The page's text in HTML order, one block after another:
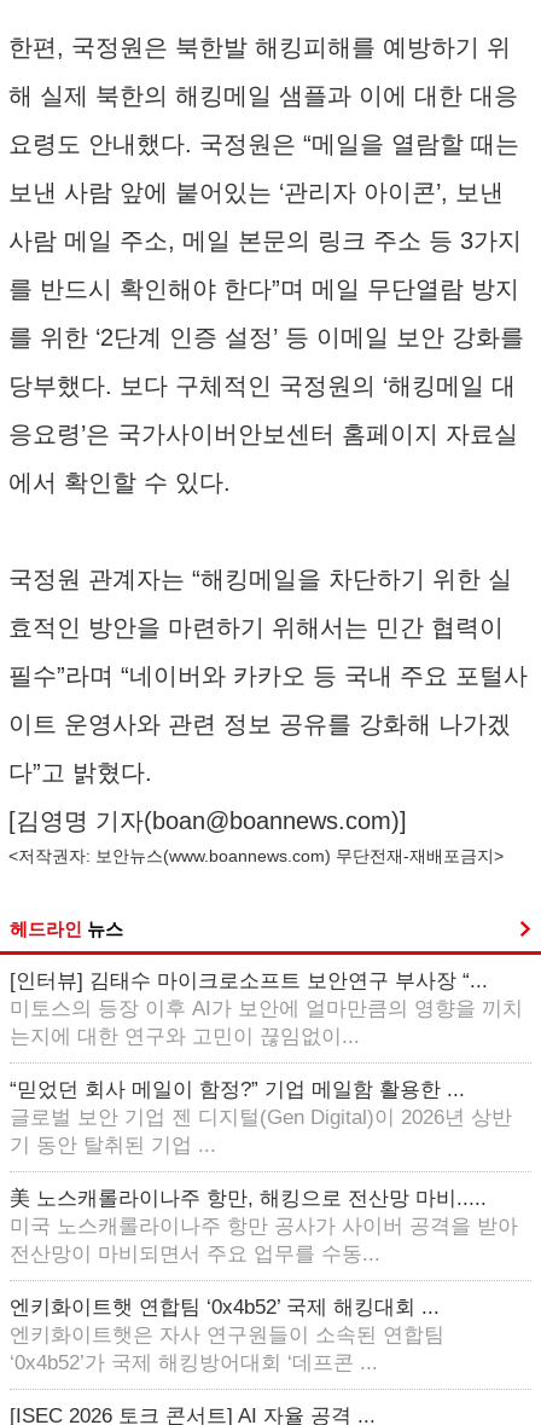
한편, 국정원은 북한발 해킹피해를 예방하기 위
해 실제 북한의 해킹메일 샘플과 이에 대한 대응
요령도 안내했다. 국정원은 “메일을 열람할 때는
보낸 사람 앞에 붙어있는 ‘관리자 아이콘’, 보낸
사람 메일 주소, 메일 본문의 링크 주소 등 3가지
를 반드시 확인해야 한다”며 메일 무단열람 방지
를 위한 ‘2단계 인증 설정’ 등 이메일 보안 강화를
당부했다. 보다 구체적인 국정원의 ‘해킹메일 대
응요령’은 국가사이버안보센터 홈페이지 자료실
에서 확인할 수 있다.
국정원 관계자는 “해킹메일을 차단하기 위한 실
효적인 방안을 마련하기 위해서는 민간 협력이
필수”라며 “네이버와 카카오 등 국내 주요 포털사
이트 운영사와 관련 정보 공유를 강화해 나가겠
다”고 밝혔다.
[김영명 기자(boan@boannews.com)]
<저작권자: 보안뉴스(www.boannews.com) 무단전재-재배포금지>
헤드라인 뉴스
[인터뷰] 김태수 마이크로소프트 보안연구 부사장 “...
미토스의 등장 이후 AI가 보안에 얼마만큼의 영향을 끼치
는지에 대한 연구와 고민이 끊임없이...
“믿었던 회사 메일이 함정?” 기업 메일함 활용한 ...
글로벌 보안 기업 젠 디지털(Gen Digital)이 2026년 상반
기 동안 탈취된 기업 ...
美 노스캐롤라이나주 항만, 해킹으로 전산망 마비.....
미국 노스캐롤라이나주 항만 공사가 사이버 공격을 받아
전산망이 마비되면서 주요 업무를 수동...
엔키화이트햇 연합팀 ‘0x4b52’ 국제 해킹대회 ...
엔키화이트햇은 자사 연구원들이 소속된 연합팀
‘0x4b52’가 국제 해킹방어대회 ‘데프콘 ...
[ISEC 2026 토크 콘서트] AI 자율 공격 ...